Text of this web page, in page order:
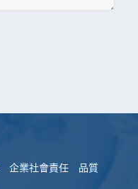
企業社會責任
品質